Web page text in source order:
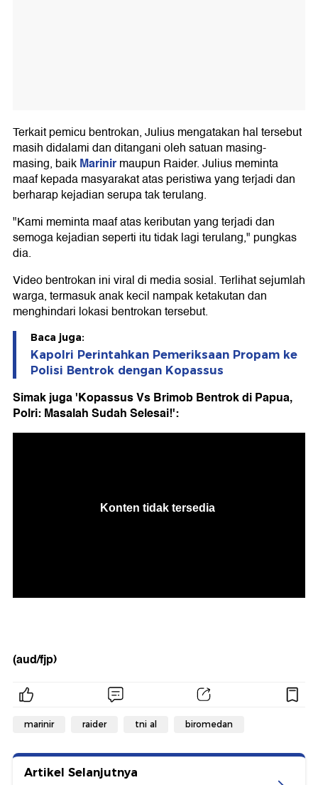
Terkait pemicu bentrokan, Julius mengatakan hal tersebut
masih didalami dan ditangani oleh satuan masing-
masing, baikMarinirmaupun Raider. Julius meminta
maaf kepada masyarakat atas peristiwa yang terjadi dan
berharap kejadian serupa tak terulang.
"Kami meminta maaf atas keributan yang terjadi dan
semoga kejadian seperti itu tidak lagi terulang," pungkas
dia.
Video bentrokan ini viral di media sosial. Terlihat sejumlah
warga, termasuk anak kecil nampak ketakutan dan
menghindari lokasi bentrokan tersebut.
Baca juga:
Kapolri Perintahkan Pemeriksaan Propam ke
Polisi Bentrok dengan Kopassus
Simak juga 'Kopassus Vs Brimob Bentrok di Papua,
Polri: Masalah Sudah Selesai!':
(aud/fjp)
marinir raider tni al biromedan
Artikel Selanjutnya